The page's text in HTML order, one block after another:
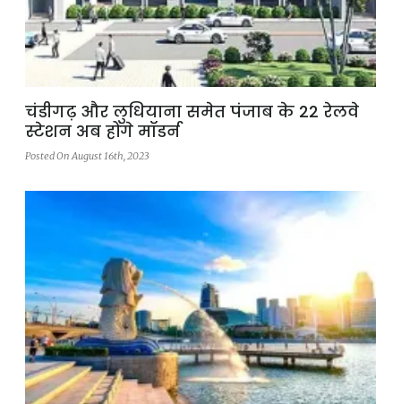
चंडीगढ़ और लुधियाना समेत पंजाब के 22 रेलवे
स्टेशन अब होंगे मॉडर्न
Posted On August 16th, 2023